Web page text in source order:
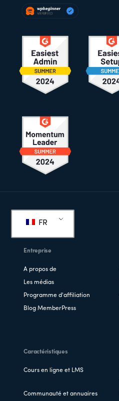
de
FR
Entreprise
A propos de
Les médias
Programme d'affiliation
Blog MemberPress
Caractéristiques
Cours en ligne et LMS
Communauté et annuaires